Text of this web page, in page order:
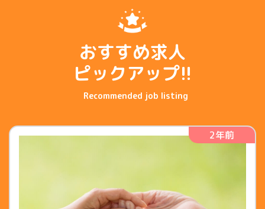
おすすめ求人
ピックアップ!!
2年前